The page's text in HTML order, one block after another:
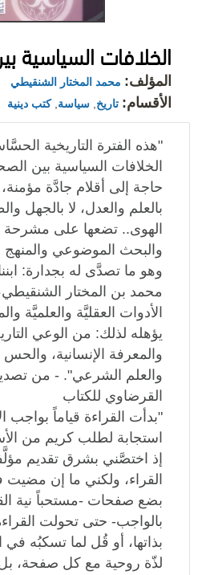
الخلافات السياسية
المؤلف: محمد المختار الشنقيطي
الأقسام: تاريخ سياسة ,كتب دينية
"هذه الفترة التاريخية
الخلافات السياسية بين
حاجة إلى أقلام جادَّة
بالعلم والعدل، لا بالجهل
الهوى.. تضعها على مشرحة
والبحث الموضوعي والمنهج
وهو ما تصدَّى له بجدارة:
محمد بن المختار
الأدوات العقليَّة والعلميَّة
يؤهله لذلك: من الوعي
والمعرفة الإنسانية، والحس
والعلم الشرعي". - من
القرضاوي للكتاب
"بدأت القراءة قياماً بواجب
استجابة لطلب كريم من
إذ اختصَّني بشرق تقديم
القراء، ولكني ما إن مضيت
بضع صفحات -مستحباً نية
بالواجب- حتى تحولت
بذاتها، أو قُل لما تسكبُه
لذّة روحية مع كل صفحة،